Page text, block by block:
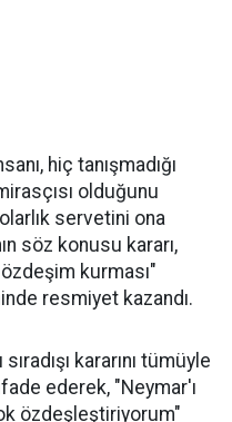
hiç tanışmadığı
olduğunu
servetini ona
söz konusu kararı,
kurması"
resmiyet kazandı.
kararını tümüyle
ederek, "Neymar'ı
özdeşleştiriyorum"